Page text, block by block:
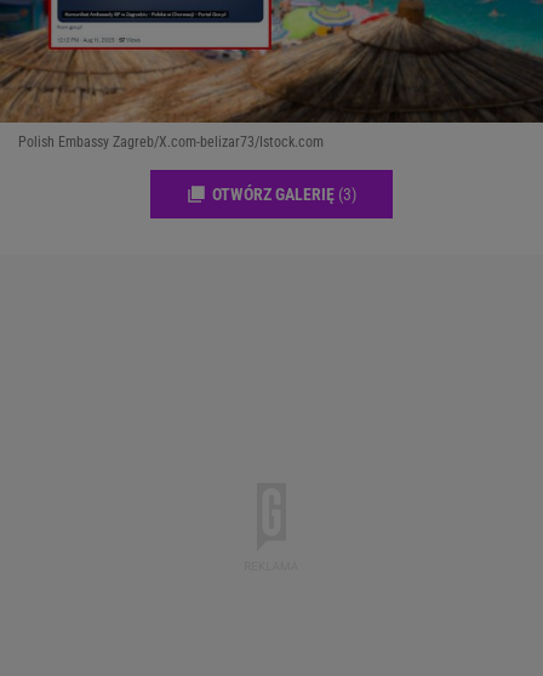
Polish Embassy Zagreb/X.com-belizar73/Istock.com
OTWÓRZ GALERIĘ (3)